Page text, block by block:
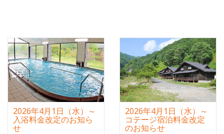
2026年4月1日（水）～
入浴料金改定のお知ら
せ
2026年4月1日（水）～
コテージ宿泊料金改定
のお知らせ